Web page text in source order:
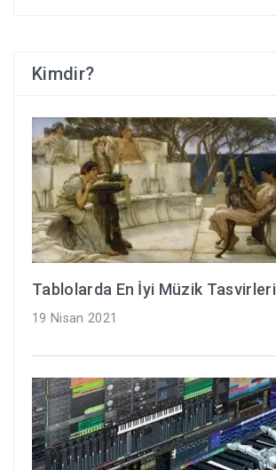
Kimdir?
Tablolarda En İyi Müzik Tasvirleri
19 Nisan 2021